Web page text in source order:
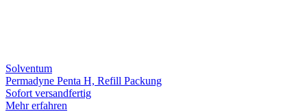
Solventum
Permadyne Penta H, Refill Packung
Sofort versandfertig
Mehr erfahren